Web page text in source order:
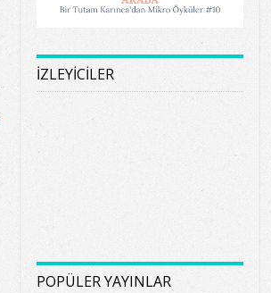
İZLEYİCİLER
POPÜLER YAYINLAR